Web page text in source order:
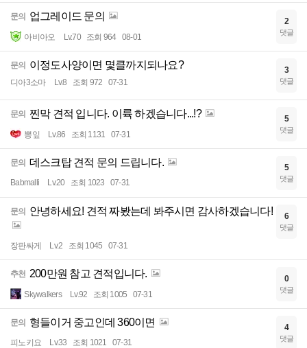
문의 업그레이드 문의
아비아오 Lv.70 조회 964 08-01
2
댓글
문의 이정도사양이면 몇클까지되나요?
디아3소마 Lv.8 조회 972 07-31
3
댓글
문의 찐막 견적 입니다. 이륙 하겠습니다...!?
뽕잎 Lv.86 조회 1131 07-31
5
댓글
문의 데스크탑 견적 문의 드립니다.
Babmalli Lv.20 조회 1023 07-31
5
댓글
문의 안녕하세요! 견적 짜봤는데 봐주시면 감사하겠습니다!
장판싸게 Lv.2 조회 1045 07-31
6
댓글
추천 200만원 참고 견적입니다.
Skywalkers Lv.92 조회 1005 07-31
0
댓글
문의 형들이거 중고인데 360이면
피노키요 Lv.33 조회 1021 07-31
4
댓글